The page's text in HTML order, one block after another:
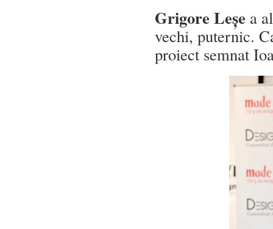
Grigore Leșe a
vechi, puternic.
proiect semnat